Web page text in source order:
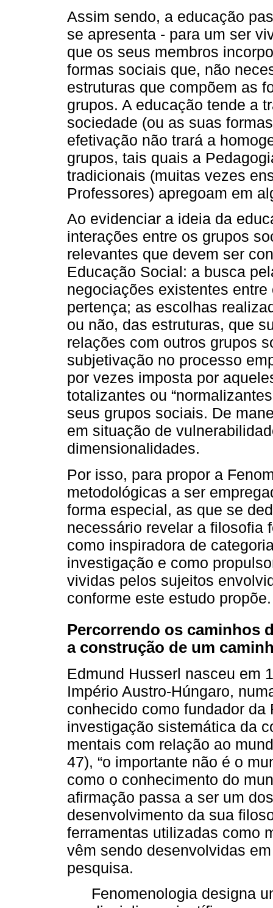
Assim sendo, a educação
se apresenta - para um ser
que os seus membros
formas sociais que, não
estruturas que compõem as
grupos. A educação tende a
sociedade (ou as suas
efetivação não trará a
grupos, tais quais a
tradicionais (muitas vezes
Professores) apregoam em
Ao evidenciar a ideia da
interações entre os grupos
relevantes que devem ser
Educação Social: a busca
negociações existentes
pertença; as escolhas
ou não, das estruturas, que
relações com outros grupos
subjetivação no processo
por vezes imposta por
totalizantes ou
seus grupos sociais. De
em situação de
dimensionalidades.
Por isso, para propor a
metodológicas a ser
forma especial, as que se
necessário revelar a ﬁlosoﬁa
como inspiradora de
investigação e como
vividas pelos sujeitos
conforme este estudo propõe.
Percorrendo os caminhos
a construção de um
Edmund Husserl nasceu em
Império Austro-Húngaro,
conhecido como fundador
investigação sistemática da
mentais com relação ao
47), “o importante não é o
como o conhecimento do
aﬁrmação passa a ser um
desenvolvimento da sua
ferramentas utilizadas como
vêm sendo desenvolvidas
pesquisa.
Fenomenologia designa